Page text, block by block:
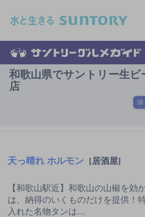
和歌山県でサントリー生ビ
店
天っ晴れ ホルモン [居酒屋]
【和歌山駅近】和歌山の山椒を効
は、納得のいくものだけを提供！
入れた名物タンは…